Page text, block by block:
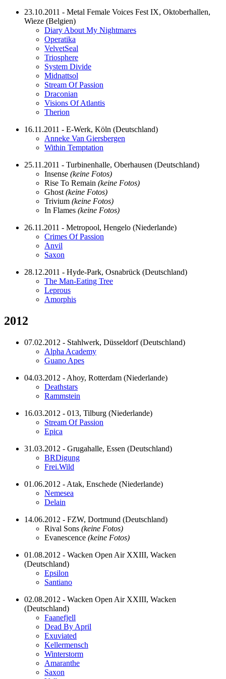
23.10.2011 - Metal Female Voices Fest IX, Oktoberhallen,
Wieze (Belgien)
Diary About My Nightmares
Operatika
VelvetSeal
Triosphere
System Divide
Midnattsol
Stream Of Passion
Draconian
Visions Of Atlantis
Therion
16.11.2011 - E-Werk, Köln (Deutschland)
Anneke Van Giersbergen
Within Temptation
25.11.2011 - Turbinenhalle, Oberhausen (Deutschland)
Insense (keine Fotos)
Rise To Remain (keine Fotos)
Ghost (keine Fotos)
Trivium (keine Fotos)
In Flames (keine Fotos)
26.11.2011 - Metropool, Hengelo (Niederlande)
Crimes Of Passion
Anvil
Saxon
28.12.2011 - Hyde-Park, Osnabrück (Deutschland)
The Man-Eating Tree
Leprous
Amorphis
2012
07.02.2012 - Stahlwerk, Düsseldorf (Deutschland)
Alpha Academy
Guano Apes
04.03.2012 - Ahoy, Rotterdam (Niederlande)
Deathstars
Rammstein
16.03.2012 - 013, Tilburg (Niederlande)
Stream Of Passion
Epica
31.03.2012 - Grugahalle, Essen (Deutschland)
BRDigung
Frei.Wild
01.06.2012 - Atak, Enschede (Niederlande)
Nemesea
Delain
14.06.2012 - FZW, Dortmund (Deutschland)
Rival Sons (keine Fotos)
Evanescence (keine Fotos)
01.08.2012 - Wacken Open Air XXIII, Wacken
(Deutschland)
Epsilon
Santiano
02.08.2012 - Wacken Open Air XXIII, Wacken
(Deutschland)
Faanefjell
Dead By April
Exuviated
Kellermensch
Winterstorm
Amaranthe
Saxon